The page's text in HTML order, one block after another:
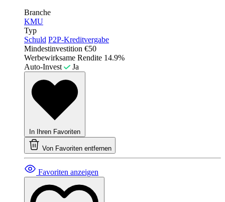
Branche
KMU
Typ
Schuld P2P-Kreditvergabe
Mindestinvestition €50
Werbewirksame Rendite 14.9%
Auto-Invest
Ja
In Ihren Favoriten
Von Favoriten entfernen
Favoriten anzeigen